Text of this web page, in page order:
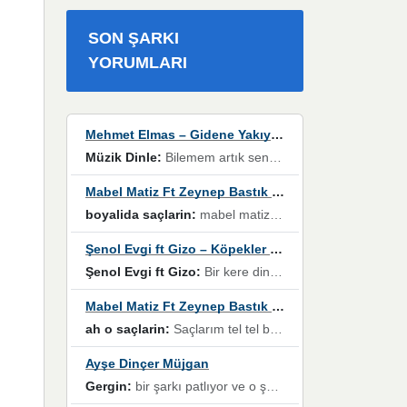
SON ŞARKI
YORUMLARI
Mehmet Elmas – Gidene Yakıyorum
Müzik Dinle: Bilemem artık senden bir şans daha / Düştüğün zaman ben olmayacağım yanında” dizeleri, artık geçmişin tekrarına izin verilmeyeceğini, kişisel sınırların çizildiğini gösteriyor.
Mabel Matiz Ft Zeynep Bastık – Saçların
boyalida saçlarin: mabel matiz'in maya albümünde yer alan güzellerden. parça da şarkı hani! müzikal altyapısına vurulduğum, sözlerinde kaybolduğum bir parça olmuş.
Şenol Evgi ft Gizo – Köpekler Tanımadıklarına havlar
Şenol Evgi ft Gizo: Bir kere dinlememe rağmen kulaklardan gitmiyor sen sen sen sen kurban ol sen sen sen sen hayran ol yükses ses müzik dinleme sebebisiniz canlar bomba gibi patladınız maşallah
Mabel Matiz Ft Zeynep Bastık – Saçların
ah o saçlarin: Saçlarım tel tel beyazlıyor beyazlagına degil yanımda sen yoksun ona üzülüyorum günler bir bir geçiyor geçen günlere değil sensiz geçen günlere darılıyorum,Dinledikce asla kavusamayacagim ama asla unutamicagim sevdiğim adam için yanar içim
Ayşe Dinçer Müjgan
Gergin: bir şarkı patlıyor ve o şarkıyı millet her paylaşımın altına koyuyor ve öyle bir durum hal alıyor ki şarkıyı dinlemeden şarkıdan bikıyorsun Ama bu enteresan bir şekilde dillere dolanıyor millet olarak seviyoruz dertlerle boğuşurken bir yandan da göbek atmayi))) diyeceklerim bu kadar güzel hoş bir sayfa emeğinize sağlık arkadaşlar kolay gelsin